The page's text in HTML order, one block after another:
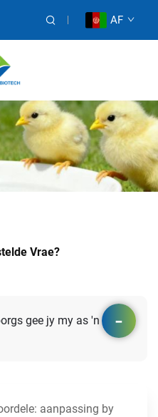
AF
Vrae?
gee jy my as 'n
aanpassing by